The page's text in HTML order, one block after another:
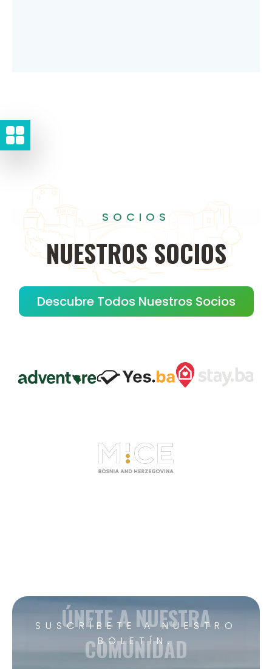
SOCIOS
NUESTROS SOCIOS
Descubre Todos Nuestros Socios
SUSCRÍBETE A NUESTRO
BOLETÍN.
ÚNETE A NUESTRA
COMUNIDAD